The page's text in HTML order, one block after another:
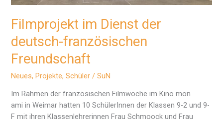
Filmprojekt im Dienst der
deutsch-französischen
Freundschaft
Neues,Projekte,Schüler /SuN
Im Rahmen der französischen Filmwoche im Kino mon
ami in Weimar hatten 10 SchülerInnen der Klassen 9-2 und 9-
F mit ihren Klassenlehrerinnen Frau Schmoock und Frau